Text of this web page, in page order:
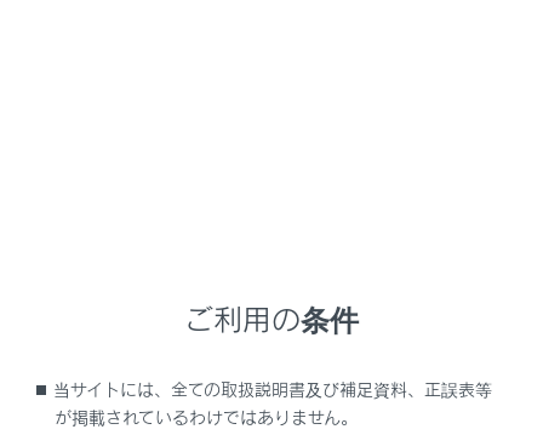
ITS Connect の概要
ITS Connect アイコンの見方
ITS Connect 割り込み表示による通知／案内／注意喚起
ご利用の条件
当サイトには、全ての取扱説明書及び補足資料、正誤表等
が掲載されているわけではありません。